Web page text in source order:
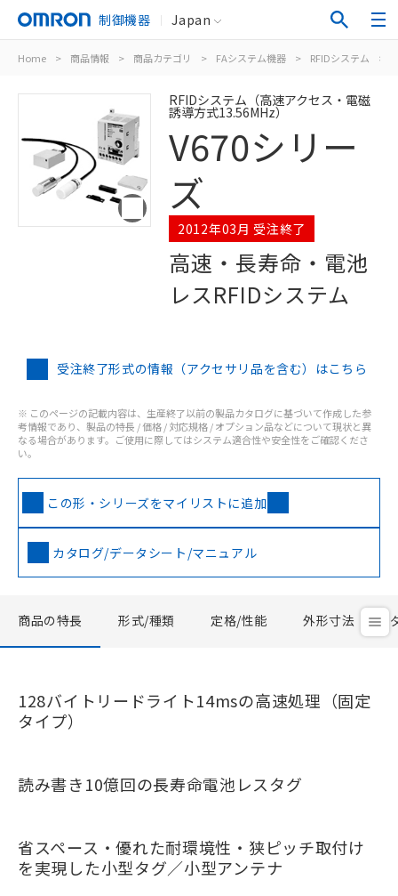
制御機器 Japan
Home > 商品情報 > 商品カテゴリ > FAシステム機器 > RFIDシステム >
RFIDシステム（高速アクセス・電磁
誘導方式13.56MHz）
V670シリー
ズ
2012年03月 受注終了
高速・長寿命・電池
レスRFIDシステム
受注終了形式の情報（アクセサリ品を含む）はこちら
※ このページの記載内容は、生産終了以前の製品カタログに基づいて作成した参
考情報であり、製品の特長 / 価格 / 対応規格 / オプション品などについて現状と異
なる場合があります。ご使用に際してはシステム適合性や安全性をご確認くださ
い。
この形・シリーズをマイリストに追加
カタログ/データシート/マニュアル
商品の特長 形式/種類 定格/性能 外形寸法
128バイトリードライト14msの高速処理（固定
タイプ）
読み書き10億回の長寿命電池レスタグ
省スペース・優れた耐環境性・狭ピッチ取付け
を実現した小型タグ／小型アンテナ